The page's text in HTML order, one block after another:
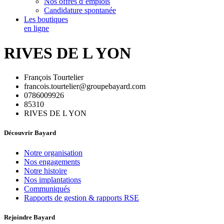
Candidature spontanée
Les boutiques
en ligne
RIVES DE L YON
François Tourtelier
francois.tourtelier@groupebayard.com
0786009926
85310
RIVES DE L YON
Découvrir Bayard
Notre organisation
Nos engagements
Notre histoire
Nos implantations
Communiqués
Rapports de gestion & rapports RSE
Rejoindre Bayard